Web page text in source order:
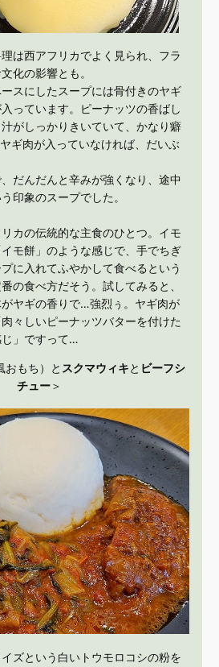
は西アフリカでよく見られ、フラ
化の影響とも。
スにしたスープには骨付きのヤギ
っています。ピーナッツの香ばし
がしっかりきいていて、かなり癖
ギ肉が入っていなければ、だいぶ
だんだんと辛みが強くなり、途中
印象のスープでした。
カの伝統的な主食のひとつ。イモ
モ餅」のような感じで、手でちぎ
に入れてふやかして食べるという
の食べ方だそう。試してみると、
ヤギの香りで…強烈ぅ。ヤギ肉が
々しいピーナッツバターを付けた
」ですって…
おもち）と スクマウィキと ビーフシ
チュー＞
ズという白いトウモロコシの粉を